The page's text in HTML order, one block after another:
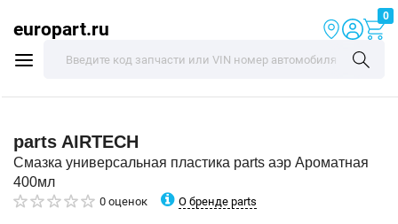
europart.ru
0
parts AIRTECH
Смазка универсальная пластика parts аэр Ароматная
400мл
0 оценок О бренде parts